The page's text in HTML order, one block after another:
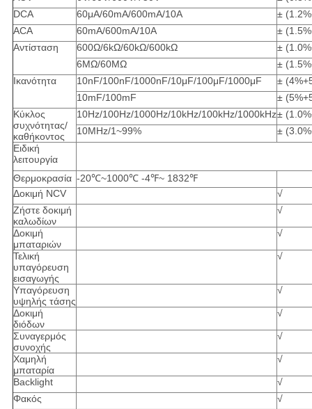
DCA
60μA/60mA/600mA/10A
±
ACA
60mA/600mA/10A
±
Αντίσταση
600Ω/6kΩ/60kΩ/600kΩ
±
6MΩ/60MΩ
±
Ικανότητα
10nF/100nF/1000nF/10μF/100μF/1000μF
±
10mF/100mF
±
Κύκλος
συχνότητας/
καθήκοντος
10Hz/100Hz/1000Hz/10kHz/100kHz/1000kHz±
10MHz/1~99%
±
Ειδική
λειτουργία
Θερμοκρασία -20℃~1000℃ -4℉~ 1832℉
Δοκιμή NCV
√
Ζήστε δοκιμή
καλωδίων
√
Δοκιμή
μπαταριών
√
Τελική
υπαγόρευση
εισαγωγής
√
Υπαγόρευση
υψηλής τάσης
√
Δοκιμή
διόδων
√
Συναγερμός
συνοχής
√
Χαμηλή
μπαταρία
√
Backlight
√
Φακός
√